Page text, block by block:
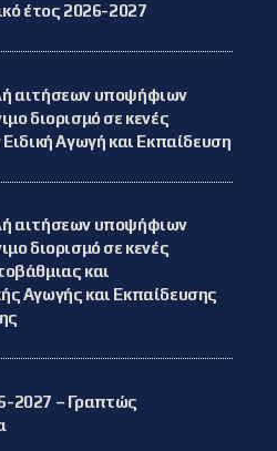
έτος 2026-2027
αιτήσεων υποψήφιων
διορισμό σε κενές
Αγωγή και Εκπαίδευση
αιτήσεων υποψήφιων
διορισμό σε κενές
και
Αγωγής και Εκπαίδευσης
2027 – Γραπτώς